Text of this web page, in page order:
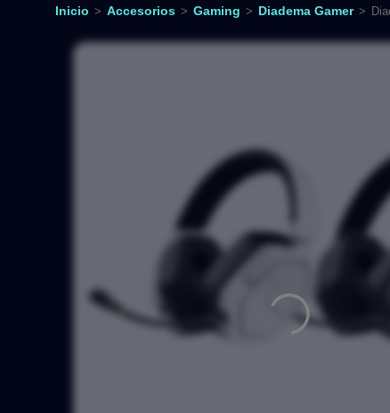
Inicio > Accesorios > Gaming > Diadema Gamer >